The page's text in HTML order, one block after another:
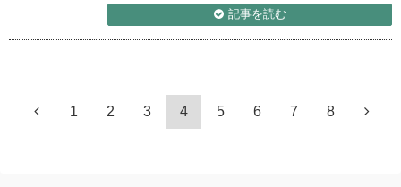
記事を読む
1 2 3 4 5 6 7 8